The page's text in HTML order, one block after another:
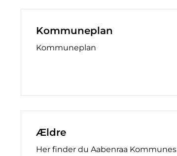
Kommuneplan
Kommuneplan
Ældre
Her finder du Aabenraa Kommunes